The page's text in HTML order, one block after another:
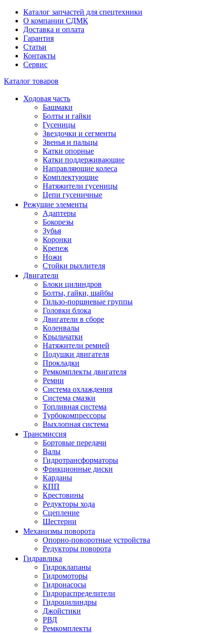
Каталог запчастей для спецтехники
О компании СДМК
Доставка и оплата
Гарантия
Статьи
Контакты
Сервис
Каталог товаров
Ходовая часть
Башмаки
Болты и гайки
Гусеницы
Звездочки и сегменты
Звенья и пальцы
Катки опорные
Катки поддерживающие
Направляющие колеса
Комплектующие
Натяжители гусеницы
Цепи гусеничные
Режущие элементы
Адаптеры
Бокорезы
Зубья
Коронки
Крепеж
Ножи
Стойки рыхлителя
Двигатели
Блоки цилиндров
Болты, гайки, шайбы
Гильзо-поршневые группы
Головки блока
Двигатели в сборе
Коленвалы
Крыльчатки
Натяжители ремней
Подушки двигателя
Прокладки
Ремкомплекты двигателя
Ремни
Система охлаждения
Система смазки
Топливная система
Турбокомпрессоры
Выхлопная система
Трансмиссия
Бортовые передачи
Валы
Гидротрансформаторы
Фрикционные диски
Карданы
КПП
Крестовины
Редукторы хода
Сцепление
Шестерни
Механизмы поворота
Опорно-поворотные устройства
Редукторы поворота
Гидравлика
Гидроклапаны
Гидромоторы
Гидронасосы
Гидрораспределители
Гидроцилиндры
Джойстики
РВД
Ремкомплекты